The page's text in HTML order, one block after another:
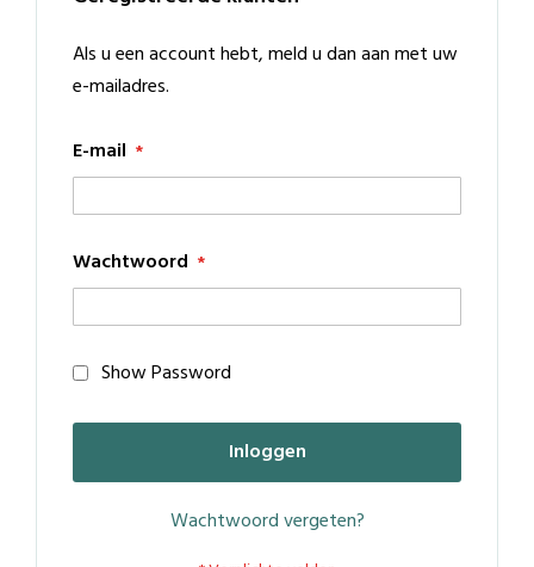
Als u een account hebt, meld u dan aan met uw
e-mailadres.
E-mail
Wachtwoord
Show Password
Inloggen
Wachtwoord vergeten?